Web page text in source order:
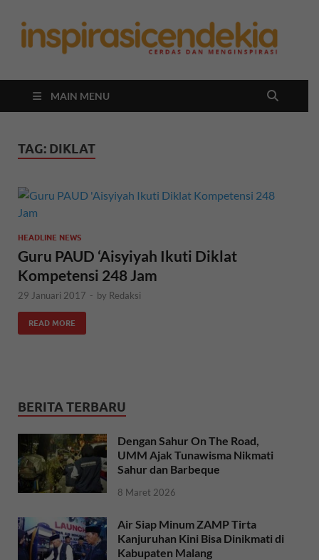
MAIN MENU
TAG: DIKLAT
HEADLINE NEWS
Guru PAUD ‘Aisyiyah Ikuti Diklat
Kompetensi 248 Jam
29 Januari 2017 - by Redaksi
READ MORE
BERITA TERBARU
Dengan Sahur On The Road,
UMM Ajak Tunawisma Nikmati
Sahur dan Barbeque
8 Maret 2026
Air Siap Minum ZAMP Tirta
Kanjuruhan Kini Bisa Dinikmati di
Kabupaten Malang